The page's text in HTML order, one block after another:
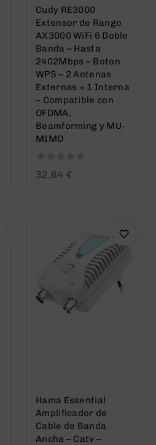
Cudy RE3000
Extensor de Rango
AX3000 WiFi 6 Doble
Banda – Hasta
2402Mbps – Boton
WPS – 2 Antenas
Externas + 1 Interna
– Compatible con
OFDMA,
Beamforming y MU-
MIMO
0
32,64 €
Hama Essential
Amplificador de
Cable de Banda
Ancha – Catv –